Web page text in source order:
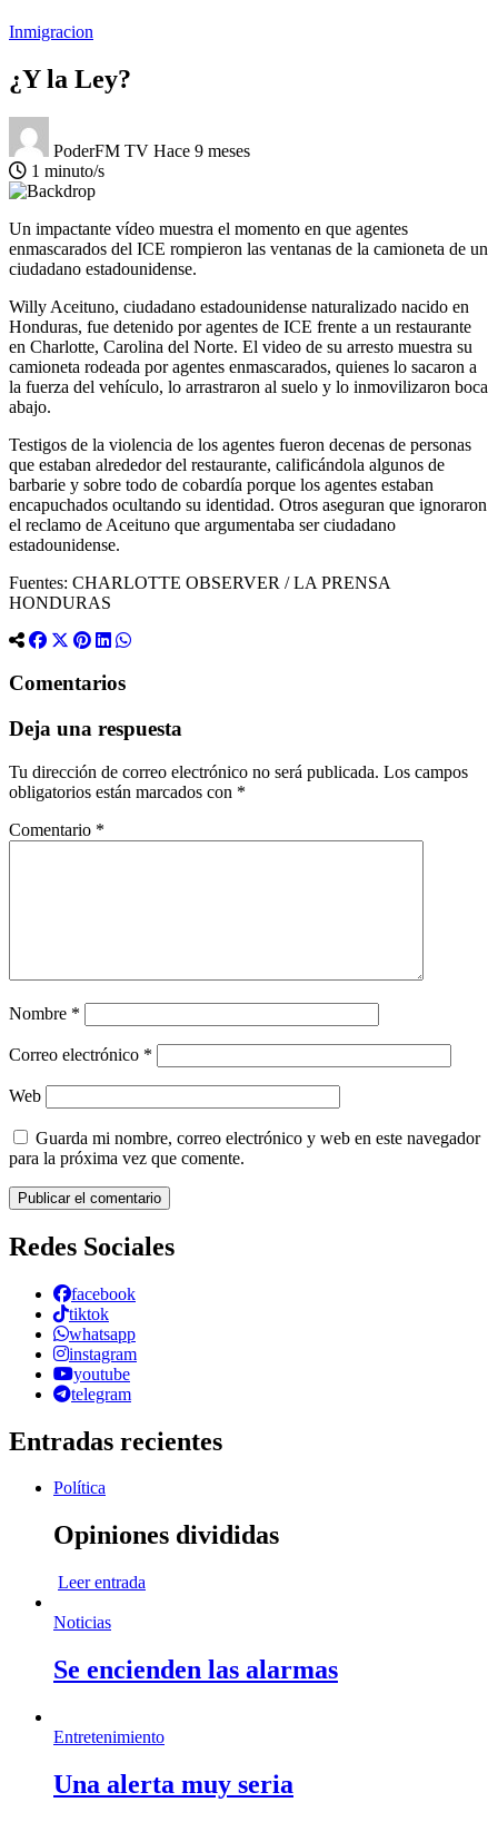
Inmigracion
¿Y la Ley?
PoderFM TV Hace 9 meses
1 minuto/s
Un impactante vídeo muestra el momento en que agentes
enmascarados del ICE rompieron las ventanas de la camioneta de un
ciudadano estadounidense.
Willy Aceituno, ciudadano estadounidense naturalizado nacido en
Honduras, fue detenido por agentes de ICE frente a un restaurante
en Charlotte, Carolina del Norte. El video de su arresto muestra su
camioneta rodeada por agentes enmascarados, quienes lo sacaron a
la fuerza del vehículo, lo arrastraron al suelo y lo inmovilizaron boca
abajo.
Testigos de la violencia de los agentes fueron decenas de personas
que estaban alrededor del restaurante, calificándola algunos de
barbarie y sobre todo de cobardía porque los agentes estaban
encapuchados ocultando su identidad. Otros aseguran que ignoraron
el reclamo de Aceituno que argumentaba ser ciudadano
estadounidense.
Fuentes: CHARLOTTE OBSERVER / LA PRENSA
HONDURAS
Comentarios
Deja una respuesta
Tu dirección de correo electrónico no será publicada. Los campos
obligatorios están marcados con *
Comentario *
Nombre *
Correo electrónico *
Web
Guarda mi nombre, correo electrónico y web en este navegador
para la próxima vez que comente.
Redes Sociales
facebook
tiktok
whatsapp
instagram
youtube
telegram
Entradas recientes
Política
Opiniones divididas
Leer entrada
Noticias
Se encienden las alarmas
Entretenimiento
Una alerta muy seria